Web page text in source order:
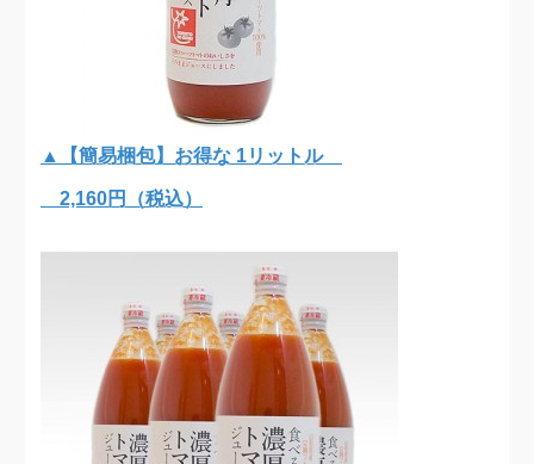
▲【簡易梱包】お得な 1リットル
2,160円（税込）